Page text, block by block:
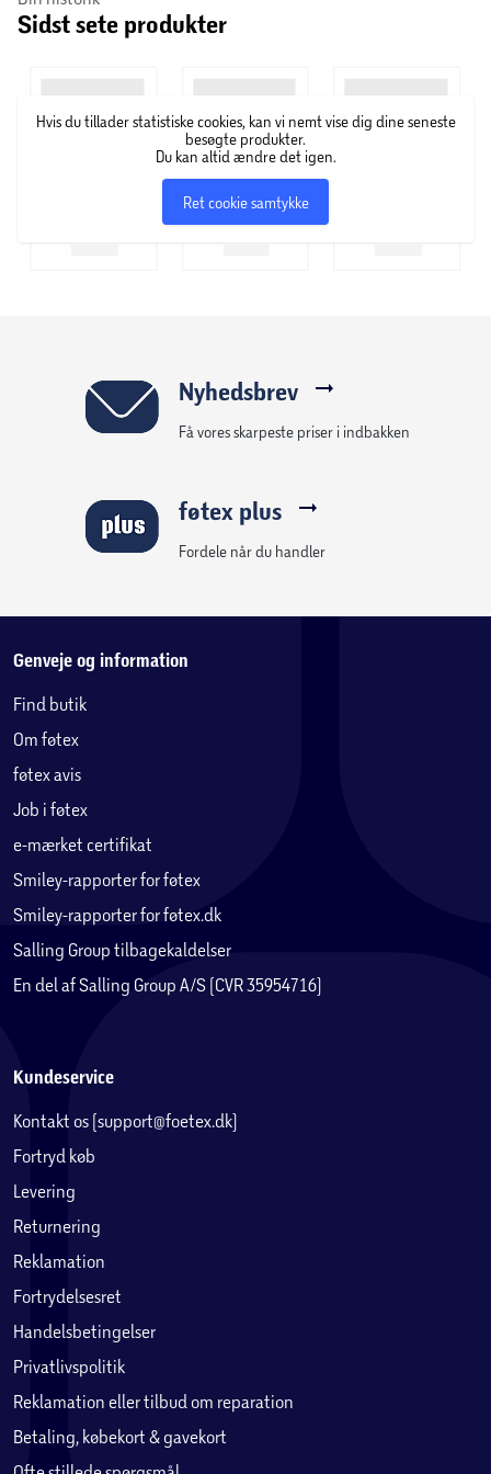
Sidst sete produkter
Hvis du tillader statistiske cookies, kan vi nemt vise dig dine seneste
besøgte produkter.
Du kan altid ændre det igen.
Ret cookie samtykke
Nyhedsbrev
Få vores skarpeste priser i indbakken
føtex plus
Fordele når du handler
Genveje og information
Find butik
Om føtex
føtex avis
Job i føtex
e-mærket certifikat
Smiley-rapporter for føtex
Smiley-rapporter for føtex.dk
Salling Group tilbagekaldelser
En del af Salling Group A/S (CVR 35954716)
Kundeservice
Kontakt os (support@foetex.dk)
Fortryd køb
Levering
Returnering
Reklamation
Fortrydelsesret
Handelsbetingelser
Privatlivspolitik
Reklamation eller tilbud om reparation
Betaling, købekort & gavekort